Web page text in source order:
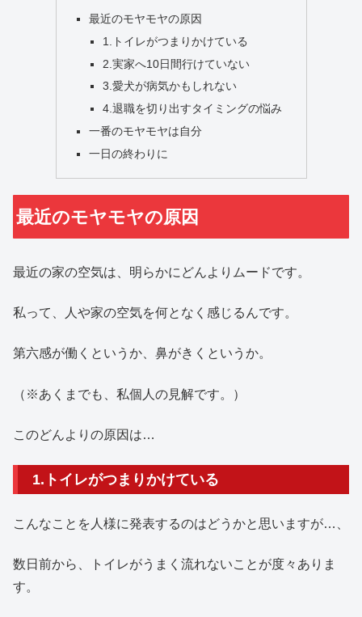
最近のモヤモヤの原因
1.トイレがつまりかけている
2.実家へ10日間行けていない
3.愛犬が病気かもしれない
4.退職を切り出すタイミングの悩み
一番のモヤモヤは自分
一日の終わりに
最近のモヤモヤの原因
最近の家の空気は、明らかにどんよりムードです。
私って、人や家の空気を何となく感じるんです。
第六感が働くというか、鼻がきくというか。
（※あくまでも、私個人の見解です。）
このどんよりの原因は…
1.トイレがつまりかけている
こんなことを人様に発表するのはどうかと思いますが…、
数日前から、トイレがうまく流れないことが度々ありま
す。